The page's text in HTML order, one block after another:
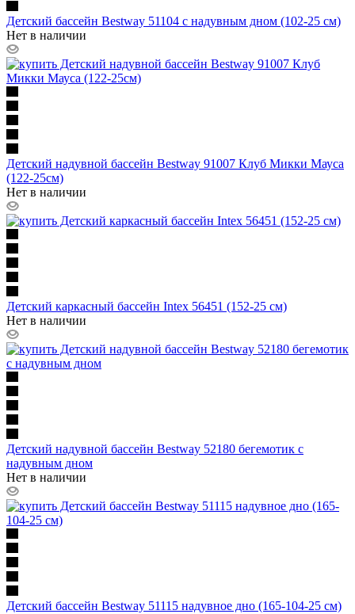
Детский бассейн Bestway 51104 с надувным дном (102-25 см)
Нет в наличии
Детский надувной бассейн Bestway 91007 Клуб Микки Мауса
(122-25см)
Нет в наличии
Детский каркасный бассейн Intex 56451 (152-25 см)
Нет в наличии
Детский надувной бассейн Bestway 52180 бегемотик с
надувным дном
Нет в наличии
Детский бассейн Bestway 51115 надувное дно (165-104-25 см)